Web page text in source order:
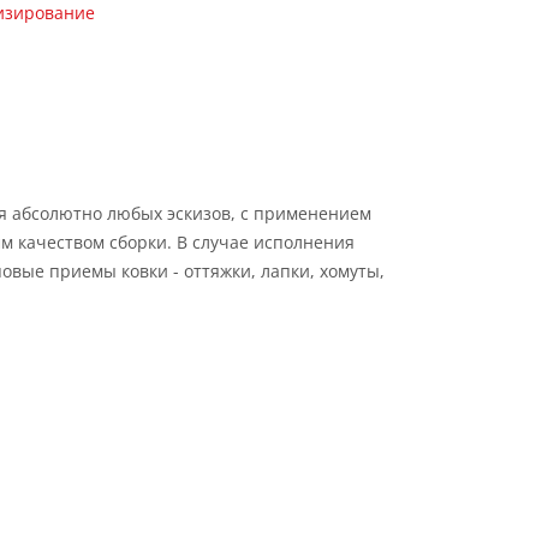
абсолютно любых эскизов, с применением
сборки. В случае исполнения
приемы ковки - оттяжки, лапки, хомуты,